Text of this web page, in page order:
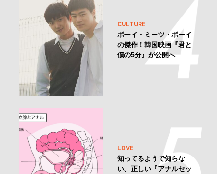
CULTURE
ボーイ・ミーツ・ボーイ
の傑作！韓国映画『君と
僕の5分』が公開へ
LOVE
知ってるようで知らな
い、正しい『アナルセッ